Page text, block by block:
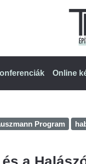
Online
Program